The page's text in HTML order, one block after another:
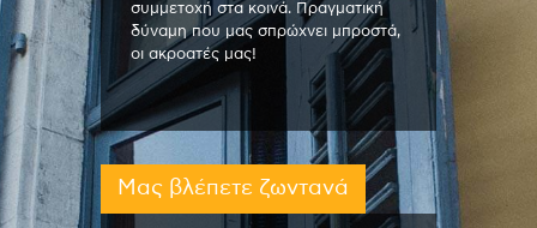
συμμετοχή στα κοινά. Πραγματική
δύναμη που μας σπρώχνει μπροστά,
οι ακροατές μας!
Μας βλέπετε ζωντανά